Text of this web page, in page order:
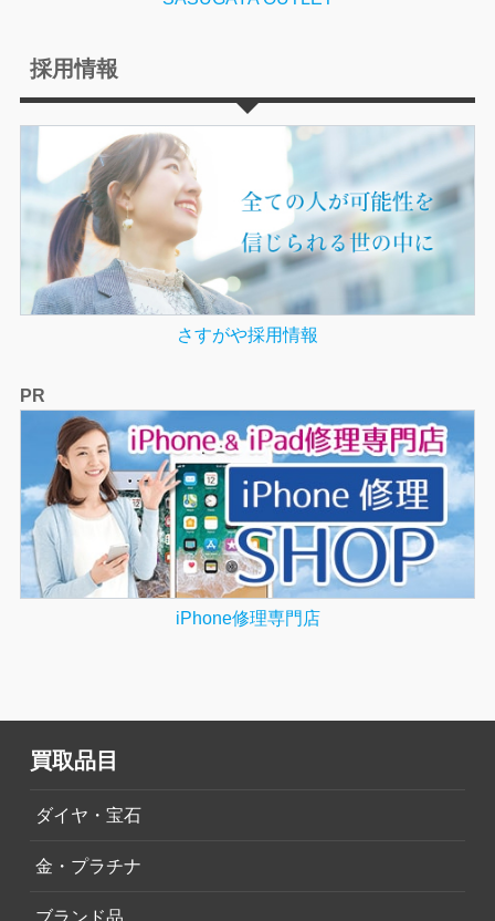
採用情報
さすがや採用情報
PR
iPhone修理専門店
買取品目
ダイヤ・宝石
金・プラチナ
ブランド品